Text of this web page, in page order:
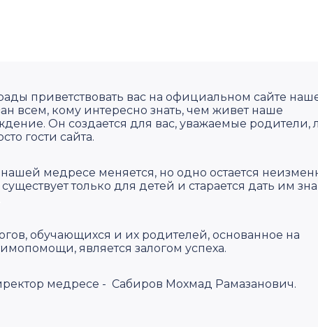
приветствовать вас на официальном сайте
всем, кому интересно знать, чем живет наше
Он создается для вас, уважаемые
гости сайта.
медресе меняется, но одно остается
только для детей и старается дать им
обучающихся и их родителей, основанное на
является залогом успеха.
медресе - Сабиров Мохмад Рамазанович.